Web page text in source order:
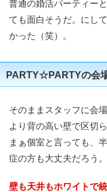
普通の婚活パーティー
ても面白そうだ。にし
かった（笑）。
PARTY☆PARTYの会
そのままスタッフに会
より背の高い壁で区切
まぁ個室と言っても、
症の方も大丈夫だろう。
壁も天井もホワイトで